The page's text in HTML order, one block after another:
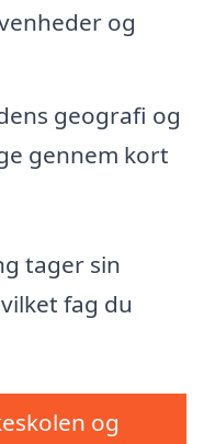
og
geografi og
gennem kort
tager sin
fag du
og